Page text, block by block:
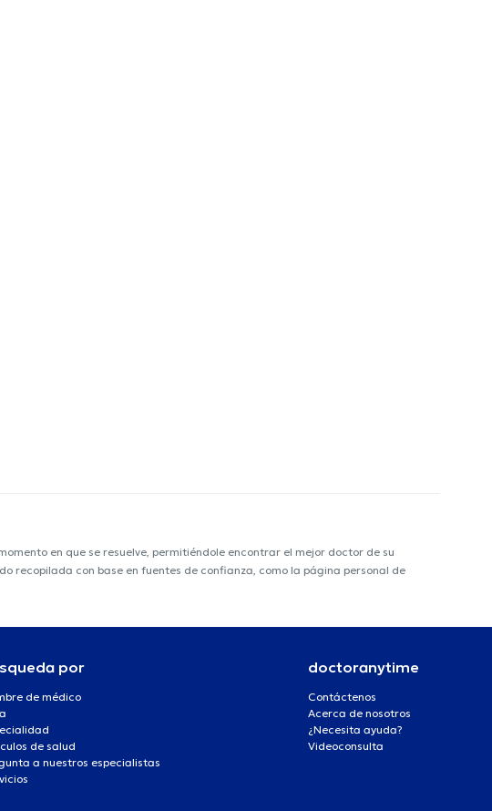
en que se resuelve, permitiéndole encontrar el mejor doctor de su
recopilada con base en fuentes de confianza, como la página personal de
por
de médico
de salud
a nuestros especialistas
doctoranytime
Contáctenos
Acerca de nosotros
¿Necesita ayuda?
Videoconsulta